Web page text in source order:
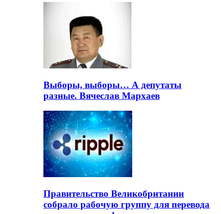
Выборы, выборы… А депутаты
разные. Вячеслав Мархаев
Правительство Великобритании
собрало рабочую группу для перевода